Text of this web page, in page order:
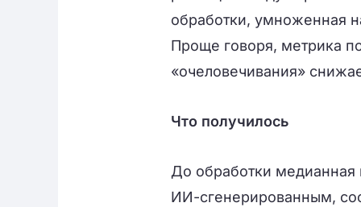
обработки, умноженная
Проще говоря, метрика
«очеловечивания»
Что получилось
До обработки медианная
ИИ-сгенерированным,